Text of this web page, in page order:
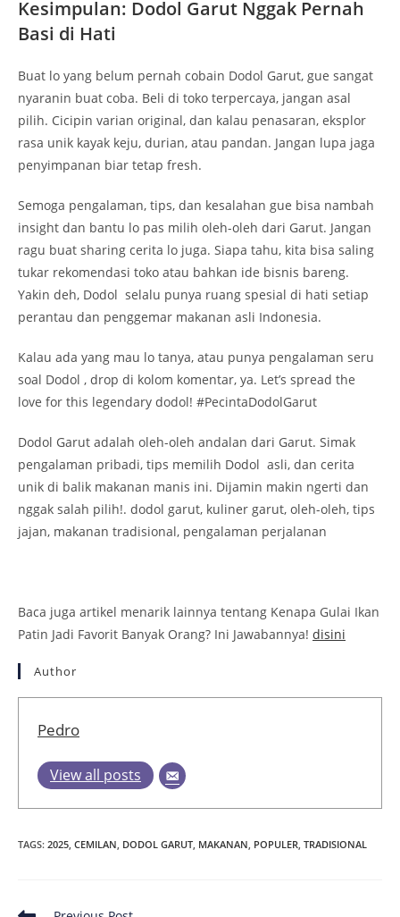
Kesimpulan: Dodol Garut Nggak Pernah
Basi di Hati
Buat lo yang belum pernah cobain Dodol Garut, gue sangat
nyaranin buat coba. Beli di toko terpercaya, jangan asal
pilih. Cicipin varian original, dan kalau penasaran, eksplor
rasa unik kayak keju, durian, atau pandan. Jangan lupa jaga
penyimpanan biar tetap fresh.
Semoga pengalaman, tips, dan kesalahan gue bisa nambah
insight dan bantu lo pas milih oleh-oleh dari Garut. Jangan
ragu buat sharing cerita lo juga. Siapa tahu, kita bisa saling
tukar rekomendasi toko atau bahkan ide bisnis bareng.
Yakin deh, Dodol selalu punya ruang spesial di hati setiap
perantau dan penggemar makanan asli Indonesia.
Kalau ada yang mau lo tanya, atau punya pengalaman seru
soal Dodol , drop di kolom komentar, ya. Let’s spread the
love for this legendary dodol! #PecintaDodolGarut
Dodol Garut adalah oleh-oleh andalan dari Garut. Simak
pengalaman pribadi, tips memilih Dodol asli, dan cerita
unik di balik makanan manis ini. Dijamin makin ngerti dan
nggak salah pilih!. dodol garut, kuliner garut, oleh-oleh, tips
jajan, makanan tradisional, pengalaman perjalanan
Baca juga artikel menarik lainnya tentang Kenapa Gulai Ikan
Patin Jadi Favorit Banyak Orang? Ini Jawabannya! disini
Author
Pedro
View all posts
TAGS: 2025, CEMILAN, DODOL GARUT, MAKANAN, POPULER, TRADISIONAL